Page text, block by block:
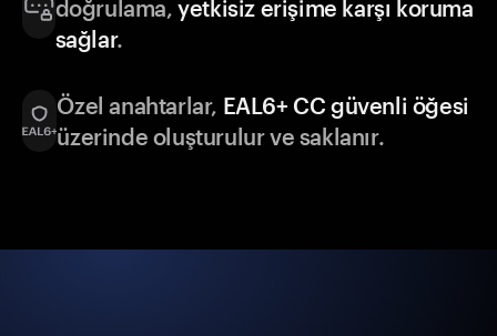
doğrulama,yetkisiz erişime karşı koruma
sağlar.
Özel anahtarlar, EAL6+ CC güvenli öğesi
üzerinde oluşturulur ve saklanır.